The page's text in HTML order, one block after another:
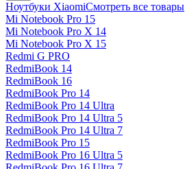
Ноутбуки XiaomiСмотреть все товары
Mi Notebook Pro 15
Mi Notebook Pro X 14
Mi Notebook Pro X 15
Redmi G PRO
RedmiBook 14
RedmiBook 16
RedmiBook Pro 14
RedmiBook Pro 14 Ultra
RedmiBook Pro 14 Ultra 5
RedmiBook Pro 14 Ultra 7
RedmiBook Pro 15
RedmiBook Pro 16 Ultra 5